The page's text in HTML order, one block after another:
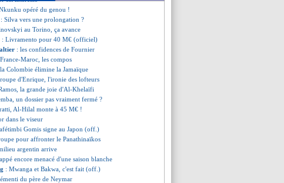
opéré du genou !
: Silva vers une prolongation ?
au Torino, ça avance
: Livramento pour 40 M€ (officiel)
: les confidences de Fournier
Maroc, les compos
Colombie élimine la Jamaïque
d'Enrique, l'ironie des lofteurs
la grande joie d'Al-Khelaïfi
un dossier pas vraiment fermé ?
Al-Hilal monte à 45 M€ !
dans le viseur
Gomis signe au Japon (off.)
pour affronter le Panathinaïkos
argentin arrive
encore menacé d'une saison blanche
: Mwanga et Bakwa, c'est fait (off.)
du père de Neymar